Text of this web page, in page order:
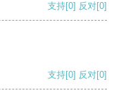
支持[0] 反对[0]
支持[0] 反对[0]